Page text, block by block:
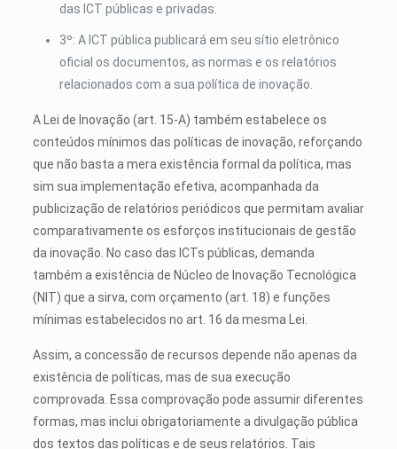
das ICT públicas e privadas.
3º: A ICT pública publicará em seu sítio eletrônico
oficial os documentos, as normas e os relatórios
relacionados com a sua política de inovação.
A Lei de Inovação (art. 15-A) também estabelece os
conteúdos mínimos das políticas de inovação, reforçando
que não basta a mera existência formal da política, mas
sim sua implementação efetiva, acompanhada da
publicização de relatórios periódicos que permitam avaliar
comparativamente os esforços institucionais de gestão
da inovação. No caso das ICTs públicas, demanda
também a existência de Núcleo de Inovação Tecnológica
(NIT) que a sirva, com orçamento (art. 18) e funções
mínimas estabelecidos no art. 16 da mesma Lei.
Assim, a concessão de recursos depende não apenas da
existência de políticas, mas de sua execução
comprovada. Essa comprovação pode assumir diferentes
formas, mas inclui obrigatoriamente a divulgação pública
dos textos das políticas e de seus relatórios. Tais